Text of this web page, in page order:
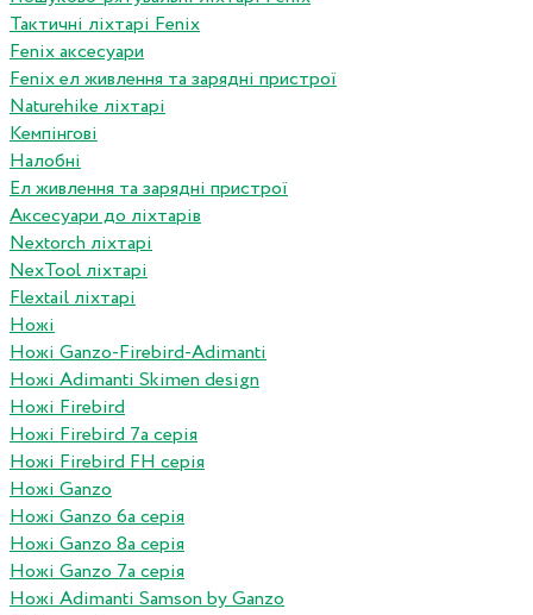
Тактичні ліхтарі Fenix
Fenix аксесуари
Fenix ел живлення та зарядні пристрої
Naturehike ліхтарі
Кемпінгові
Налобні
Ел живлення та зарядні пристрої
Аксесуари до ліхтарів
Nextorch ліхтарі
NexTool ліхтарі
Flextail ліхтарі
Ножі
Ножі Ganzo-Firebird-Adimanti
Ножі Adimanti Skimen design
Ножі Firebird
Ножі Firebird 7а серія
Ножі Firebird FH серія
Ножі Ganzo
Ножі Ganzo 6а серія
Ножі Ganzo 8а серія
Ножі Ganzo 7а серія
Ножі Adimanti Samson by Ganzo